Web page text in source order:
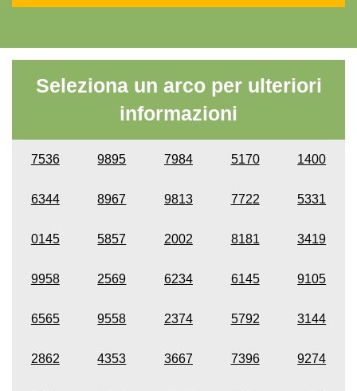
Seleziona un arco per ulteriori
informazioni
7536 9895 7984 5170 1400
6344 8967 9813 7722 5331
0145 5857 2002 8181 3419
9958 2569 6234 6145 9105
6565 9558 2374 5792 3144
2862 4353 3667 7396 9274